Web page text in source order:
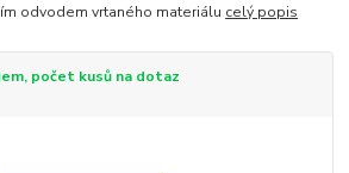
odvodem vrtaného materiálu celý popis
počet kusů na dotaz